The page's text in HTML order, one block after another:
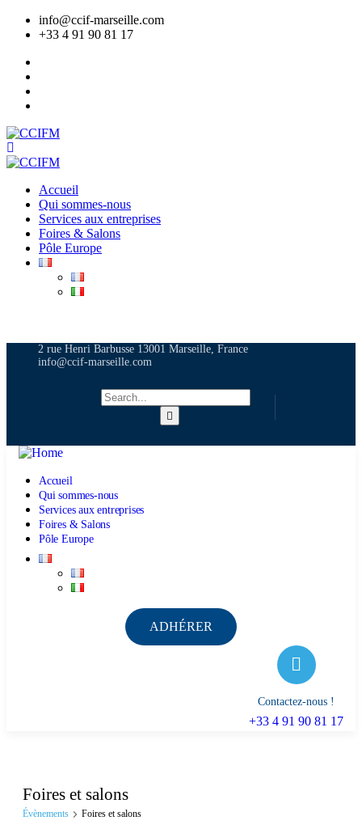
info@ccif-marseille.com
+33 4 91 90 81 17
Accueil
Qui sommes-nous
Services aux entreprises
Foires & Salons
Pôle Europe
2 rue Henri Barbusse 13001 Marseille, France
info@ccif-marseille.com
Accueil
Qui sommes-nous
Services aux entreprises
Foires & Salons
Pôle Europe
ADHÉRER
Contactez-nous !
+33 4 91 90 81 17
Foires et salons
Évènements Foires et salons